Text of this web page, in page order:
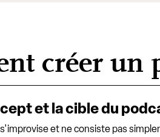
créer un
et la cible du
et ne consiste pas